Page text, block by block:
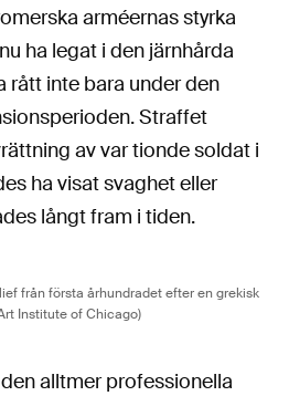
arméernas styrka
ha legat i den järnhårda
rått inte bara under den
Straffet
av var tionde soldat i
ha visat svaghet eller
långt fram i tiden.
från första århundradet efter en grekisk
Institute of Chicago)
alltmer professionella